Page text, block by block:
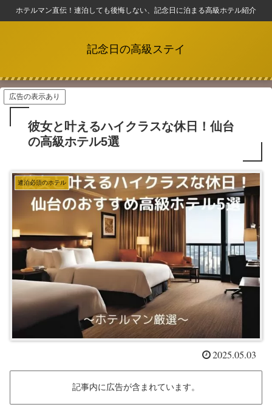
ホテルマン直伝！連泊しても後悔しない、記念日に泊まる高級ホテル紹介
記念日の高級ステイ
広告の表示あり
彼女と叶えるハイクラスな休日！仙台
の高級ホテル5選
連泊必須のホテル
2025.05.03
記事内に広告が含まれています。